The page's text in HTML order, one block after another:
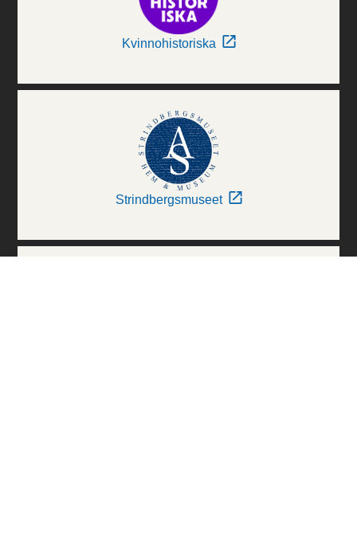
Kvinnohistoriska
Strindbergsmuseet